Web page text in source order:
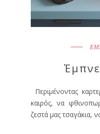
Περιμένοντας
καιρός, να
ζεστά μας τσαγάκια,